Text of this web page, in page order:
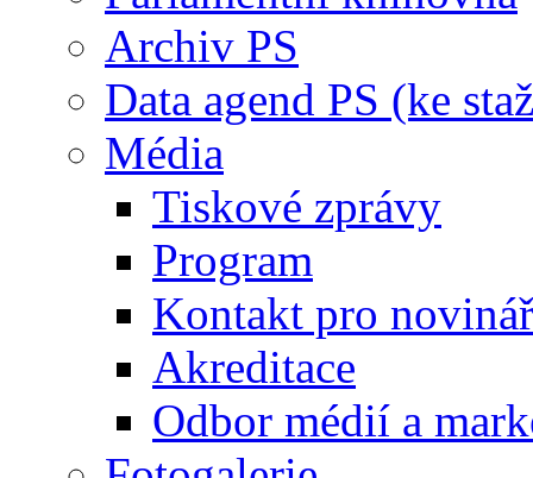
Archiv PS
Data agend PS (ke
Média
Tiskové zprávy
Program
Kontakt pro
Akreditace
Odbor médií a